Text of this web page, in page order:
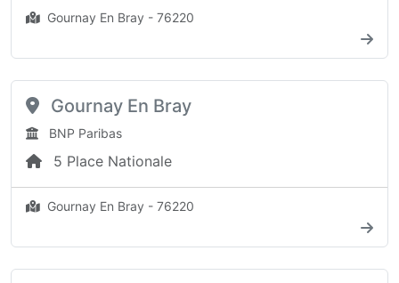
Gournay En Bray - 76220
Gournay En Bray
BNP Paribas
5 Place Nationale
Gournay En Bray - 76220